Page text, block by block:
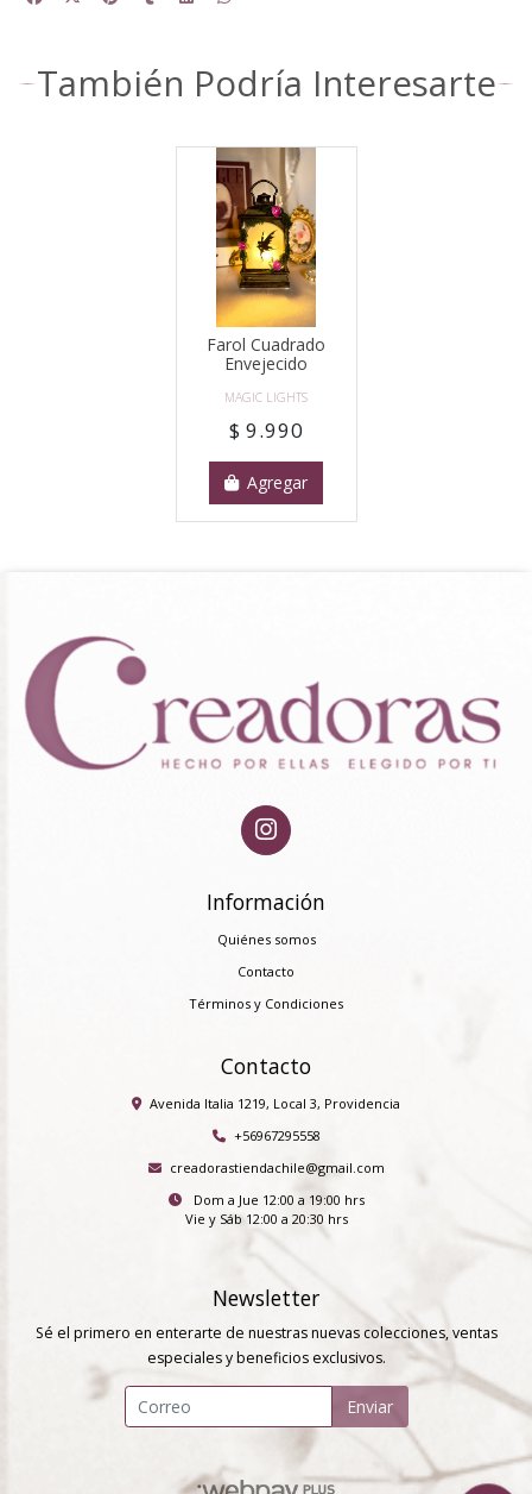
También Podría Interesarte
Farol Cuadrado
Envejecido
MAGIC LIGHTS
$ 9.990
Agregar
Información
Quiénes somos
Contacto
Términos y Condiciones
Contacto
Avenida Italia 1219, Local 3, Providencia
+56967295558
creadorastiendachile@gmail.com
Dom a Jue 12:00 a 19:00 hrs
Vie y Sáb 12:00 a 20:30 hrs
Newsletter
Sé el primero en enterarte de nuestras nuevas colecciones, ventas
especiales y beneficios exclusivos.
Enviar